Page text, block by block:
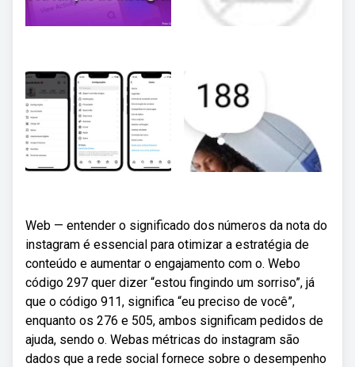
Web — entender o significado dos números da nota do
instagram é essencial para otimizar a estratégia de
conteúdo e aumentar o engajamento com o. Webo
código 297 quer dizer “estou fingindo um sorriso”, já
que o código 911, significa “eu preciso de você”,
enquanto os 276 e 505, ambos significam pedidos de
ajuda, sendo o. Webas métricas do instagram são
dados que a rede social fornece sobre o desempenho